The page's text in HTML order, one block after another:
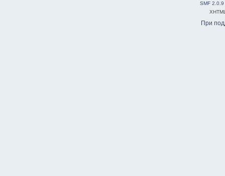
SMF 2.0.9
При